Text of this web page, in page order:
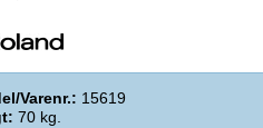
Varenr.: 15619
70 kg.